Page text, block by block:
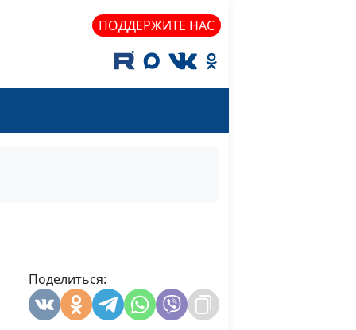
ПОДДЕРЖИТЕ НАС
Поделиться:
Павел Жуков,
священнослужитель
#26
Александр Синицын,
священнослужитель